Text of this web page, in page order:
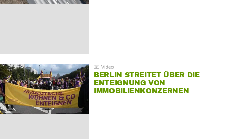
BERLIN STREITET ÜBER DIE
ENTEIGNUNG VON
IMMOBILIENKONZERNEN